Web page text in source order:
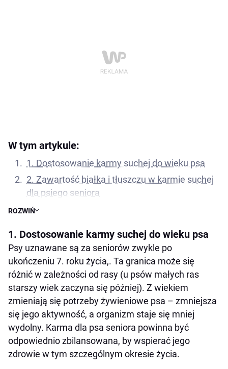
W tym artykule:
ROZWIŃ
1. Dostosowanie karmy suchej do wieku psa
2. Zawartość białka i tłuszczu w karmie suchej
dla psiego seniora
3. Wsparcie dla stawów i mobilności starszego
4. Zawartość błonnika i łatwostrawność
5. Kontrola wagi i kaloryczność
6. Dbałość o układ sercowo-naczyniowy
7. Nawadnianie organizmu
8. Unikanie sztucznych dodatków
9. Zalecenia weterynarza
Jak wybrać najlepszą suchą karmę dla psa
seniora?
1. Dostosowanie karmy suchej do wieku psa
Psy uznawane są za seniorów zwykle po
ukończeniu 7. roku życia,. Ta granica może się
różnić w zależności od rasy (u psów małych ras
starszy wiek zaczyna się później). Z wiekiem
zmieniają się potrzeby żywieniowe psa – zmniejsza
się jego aktywność, a organizm staje się mniej
wydolny. Karma dla psa seniora powinna być
odpowiednio zbilansowana, by wspierać jego
zdrowie w tym szczególnym okresie życia.